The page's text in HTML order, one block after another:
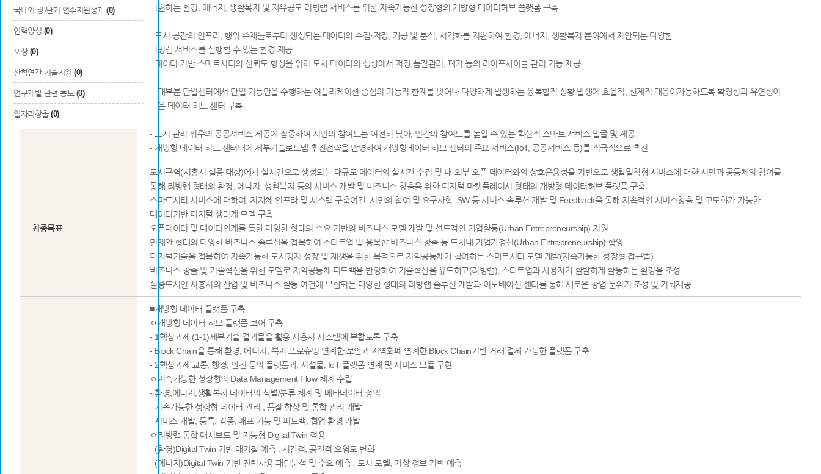
국내외 장·단기 연수지원성과 (0)
인력양성 (0)
포상 (0)
산학연간 기술지원 (0)
연구개발 관련 홍보 (0)
일자리창출 (0)
연구개발개요
지원하는 환경, 에너지, 생활복지 및 자유공모 리빙랩 서비스를 위한 지속가능한 성장형의 개방형 데이터허브 플랫폼 구축
- 도시 공간의 인프라, 행위 주체들로부터 생성되는 데이터의 수집·저장, 가공 및 분석, 시각화를 지원하여 환경, 에너지, 생활복지 분야에서 제안되는 다양한
리빙랩 서비스를 실행할 수 있는 환경 제공
- 데이터 기반 스마트시티의 신뢰도 향상을 위해 도시 데이터의 생성에서 저장,품질관리, 폐기 등의 라이프사이클 관리 기능 제공
ㅇ대부분 단일센터에서 단일 기능만을 수행하는 어플리케이션 중심의 기능적 한계를 벗어나 다양하게 발생하는 융복합적 상황 발생에 효율적, 선제적 대응이가능하도록 확장성과 유연성이
높은 데이터 허브 센터 구축
- 도시 관리 위주의 공공서비스 제공에 집중하여 시민의 참여도는 여전히 낮아, 민간의 참여도를 높일 수 있는 혁신적 스마트 서비스 발굴 및 제공
- 개방형 데이터 허브 센터내에 세부기술로드맵 추진전략을 반영하여 개방형데이터 허브 센터의 주요 서비스(IoT, 공공서비스 등)를 적극적으로 추진
최종목표
도시구역(시흥시 실증 대상)에서 실시간으로 생성되는 대규모 데이터의 실시간 수집 및 내·외부 오픈 데이터와의 상호운용성을 기반으로 생활밀착형 서비스에 대한 시민과 공동체의 참여를
통해 리빙랩 형태의 환경, 에너지, 생활복지 등의 서비스 개발 및 비즈니스 창출을 위한 디지털 마켓플레이서 형태의 개방형 데이터허브 플랫폼 구축
스마트시티 서비스에 대하여, 지자체 인프라 및 시스템 구축여건, 시민의 참여 및 요구사항, SW 등 서비스 솔루션 개발 및 Feedback을 통해 지속적인 서비스창출 및 고도화가 가능한
데이터기반 디지털 생태계 모델 구축
오픈데이터 및 데이터연계를 통한 다양한 형태의 수요 기반의 비즈니스 모델 개발 및 선도적인 기업활동(Urban Entrepreneurship) 지원
민제안 형태의 다양한 비즈니스 솔루션을 접목하여 스타트업 및 융복합 비즈니스 창출 등 도시내 기업가정신(Urban Entrepreneurship) 함양
디지털기술을 접목하여 지속가능한 도시경제 성장 및 재생을 위한 목적으로 지역공동체가 참여하는 스마트시티 모델 개발(지속가능한 성장형 접근법)
비즈니스 창출 및 기술혁신을 위한 모델로 지역공동체 피드백을 반영하여 기술혁신을 유도하고(리빙랩), 스타트업과 사용자가 활발하게 활동하는 환경을 조성
실증도시인 시흥시의 산업 및 비즈니스 활동 여건에 부합되는 다양한 형태의 리빙랩 솔루션 개발과 이노베이션 센터를 통해 새로운 창업 분위기 조성 및 기회제공
■개방형 데이터 플랫폼 구축
ㅇ개방형 데이터 허브 플랫폼 코어 구축
- 1핵심과제 (1-1)세부기술 결과물을 활용 시흥시 시스템에 부합토록 구축
­ - Block Chain을 통해 환경, 에너지, 복지 프로슈밍 연계한 보안과 지역화폐 연계한 Block Chain기반 거래 결제 가능한 플랫폼 구축
­ - 2핵심과제 교통, 행정, 안전 등의 플랫폼과, 시설물, IoT 플랫폼 연계 및 서비스 모듈 구현
ㅇ지속가능한 성장형의 Data Management Flow 체계 수립
- 환경,에너지,생활복지 데이터의 식별/분류 체계 및 메타데이터 정의
- 지속가능한 성장형 데이터 관리 , 품질 향상 및 통합 관리 개발
- 서비스 개발, 등록, 검증, 배포 기능 및 피드백, 협업 환경 개발
ㅇ리빙랩 통합 대시보드 및 지능형 Digital Twin 적용
­ - (환경)Digital Twin 기반 대기질 예측 : 시간적, 공간적 오염도 변화
- (에너지)Digital Twin 기반 전력사용 패턴분석 및 수요 예측 : 도시 모델, 기상 정보 기반 예측